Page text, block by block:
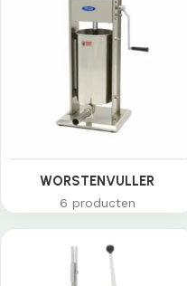
WORSTENVULLER
6 producten